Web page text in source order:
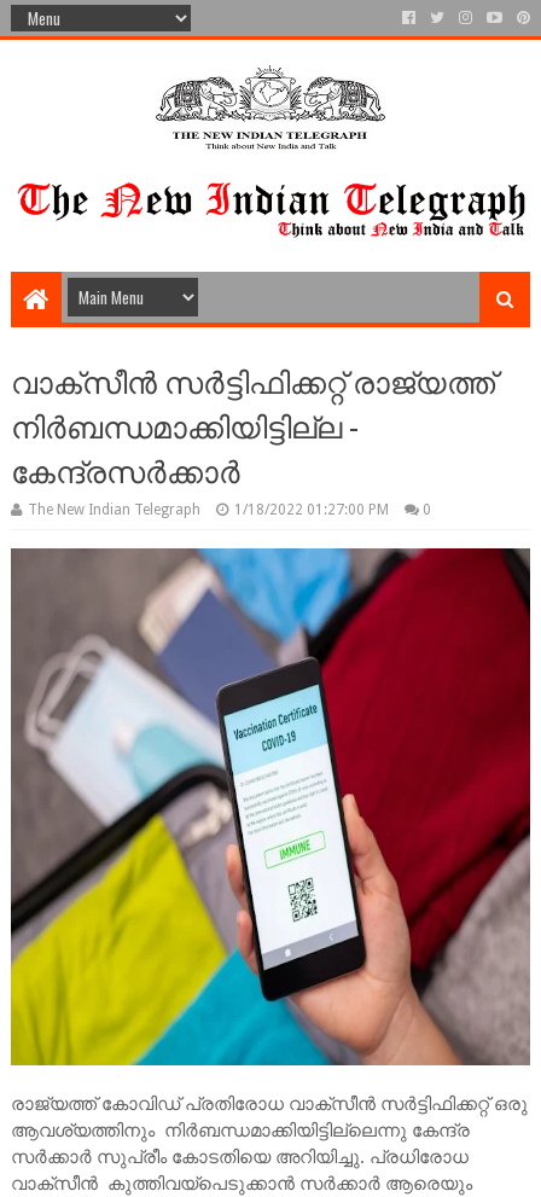
വാക്സീൻ സർട്ടിഫിക്കറ്റ് രാജ്യത്ത്
നിർബന്ധമാക്കിയിട്ടില്ല -
കേന്ദ്രസർക്കാർ
The New Indian Telegraph 1/18/2022 01:27:00 PM 0
രാജ്യത്ത് കോവിഡ് പ്രതിരോധ വാക്സീൻ സർട്ടിഫിക്കറ്റ് ഒരു
ആവശ്യത്തിനും നിർബന്ധമാക്കിയിട്ടില്ലെന്നു കേന്ദ്ര
സർക്കാർ സുപ്രീം കോടതിയെ അറിയിച്ചു. പ്രധിരോധ
വാക്സീൻ കുത്തിവയ്പെടുക്കാൻ സർക്കാർ ആരെയും